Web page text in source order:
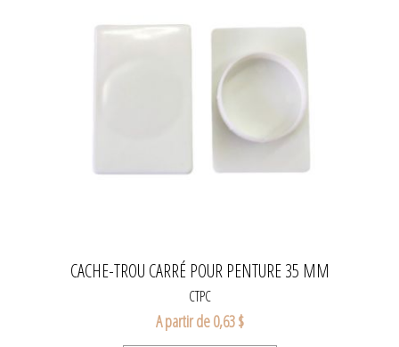
CACHE-TROU CARRÉ POUR PENTURE 35 MM
CTPC
A partir de 0,63 $